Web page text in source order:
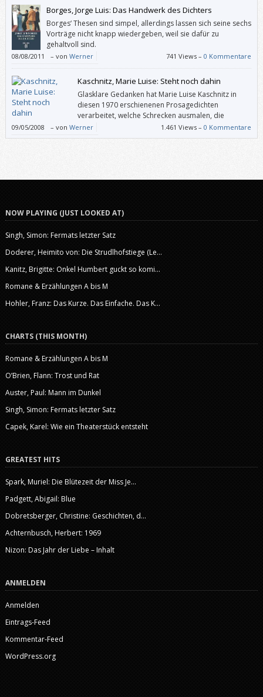
Borges, Jorge Luis: Das Handwerk des Dichters
Borges‘ Thesen sind simpel, allerdings lassen sich seine sechs
Vorträge nicht knapp wiedergeben, weil sie dafür zu
gehaltvoll sind.
08/08/2011 – von Werner 741 Views –0 Kommentare
Kaschnitz, Marie Luise: Steht noch dahin
Glasklare Gedanken hat Marie Luise Kaschnitz in
diesen 1970 erschienenen Prosagedichten
verarbeitet, welche Schrecken ausmalen, die
Bestand gehabt haben oder zu einem kleinen Teil
auch nicht mehr aktuell sind.
09/05/2008 – von Werner 1.461 Views –0 Kommentare
NOW PLAYING (JUST LOOKED AT)
Singh, Simon: Fermats letzter Satz
Doderer, Heimito von: Die Strudlhofstiege (Le...
Kanitz, Brigitte: Onkel Humbert guckt so komi...
Romane & Erzählungen A bis M
Hohler, Franz: Das Kurze. Das Einfache. Das K...
CHARTS (THIS MONTH)
Romane & Erzählungen A bis M
O’Brien, Flann: Trost und Rat
Auster, Paul: Mann im Dunkel
Singh, Simon: Fermats letzter Satz
Capek, Karel: Wie ein Theaterstück entsteht
GREATEST HITS
Spark, Muriel: Die Blütezeit der Miss Je...
Padgett, Abigail: Blue
Dobretsberger, Christine: Geschichten, d...
Achternbusch, Herbert: 1969
Nizon: Das Jahr der Liebe – Inhalt
ANMELDEN
Anmelden
Eintrags-Feed
Kommentar-Feed
WordPress.org